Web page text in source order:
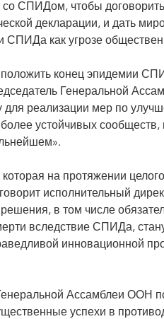
СПИДом, чтобы
декларации, и дать
СПИДа как угрозе
конец эпидемии
Генеральной
реализации мер по
устойчивых сообществ,
на протяжении
исполнительный
в том числе
вследствие СПИДа,
инновационной
Ассамблеи ООН
успехи в